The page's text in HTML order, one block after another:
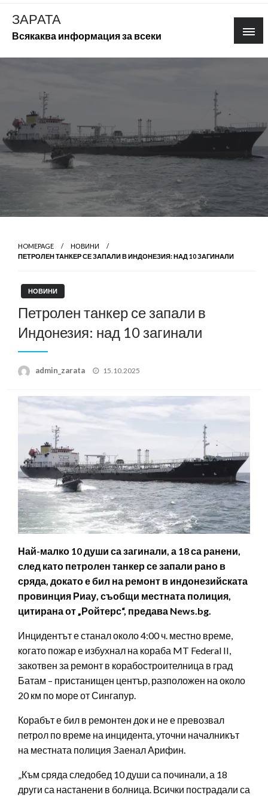
Skip
content
ЗАРАТА
Всякаква информация за всеки
HOMEPAGE
НОВИНИ
ПЕТРОЛЕН ТАНКЕР СЕ ЗАПАЛИ В ИНДОНЕЗИЯ: НАД 10 ЗАГИНАЛИ
НОВИНИ
Петролен танкер се запали в
Индонезия: над 10 загинали
admin_zarata
Posted
15.10.2025
Най-малко 10 души са загинали, а 18 са ранени,
след като петролен танкер се запали рано в
сряда, докато е бил на ремонт в индонезийската
провинция Риау, съобщи местната полиция,
цитирана от „Ройтерс“, предава News.bg.
Инцидентът е станал около 4:00 ч. местно време,
когато пожар е избухнал на кораба MT Federal II,
закотвен за ремонт в корабостроителница в град
Батам – пристанищен център, разположен на около
20 км по море от Сингапур.
Корабът е бил в ремонтен док и не е превозвал
петрол по време на инцидента, уточни началникът
на местната полиция Заенал Арифин.
„Към сряда следобед 10 души са починали, а 18
други са настанени в болница. Всички пострадали са